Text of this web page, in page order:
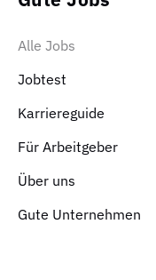
Alle Jobs
Jobtest
Karriereguide
Für Arbeitgeber
Über uns
Gute Unternehmen